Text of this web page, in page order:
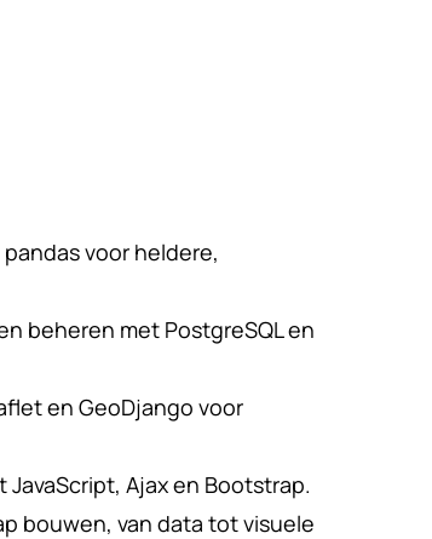
voor heldere,
beheren met PostgreSQL en
en GeoDjango voor
Ajax en Bootstrap.
bouwen, van data tot visuele